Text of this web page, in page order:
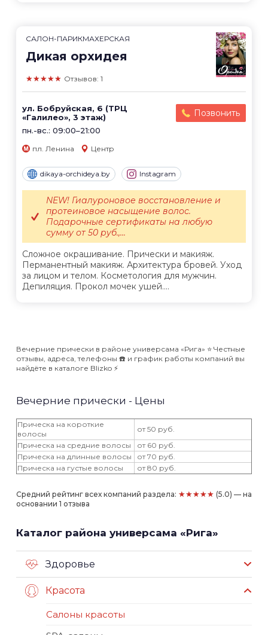
САЛОН-ПАРИКМАХЕРСКАЯ
Дикая орхидея
★★★★★ Отзывов: 1
ул. Бобруйская, 6 (ТРЦ
«Галилео», 3 этаж)
пн.-вс.: 09:00–21:00
Позвонить
пл. Ленина Центр
dikaya-orchideya.by Instagram
Сложное окрашивание. Прически и макияж.
Перманентный макияж. Архитектура бровей. Уход
за лицом и телом. Косметология для мужчин.
Депиляция. Прокол мочек ушей....
NEW! Гиалуроновое восстановление и
протеиновое насыщение волос.
Подарочные сертификаты на любую
сумму от 50 руб.,...
Вечерние прически в районе универсама «Рига» ⭐️ Честные
отзывы, адреса, телефоны ☎️ и график работы компаний вы
найдёте в каталоге Blizko ⚡️
Вечерние прически - Цены
Прическа на короткие
волосы
от 50 руб.
Прическа на средние волосы
от 60 руб.
Прическа на длинные волосы
от 70 руб.
Прическа на густые волосы
от 80 руб.
Средний рейтинг всех компаний раздела: ★★★★★ (5.0) — на
основании 1 отзыва
Каталог района универсама «Рига»
Здоровье
Красота
Салоны красоты